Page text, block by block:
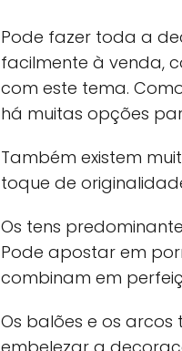
Pode fazer toda a
facilmente à venda,
com este tema.
há muitas opções
Também existem
toque de
Os tens
Pode apostar em
combinam em
Os balões e os